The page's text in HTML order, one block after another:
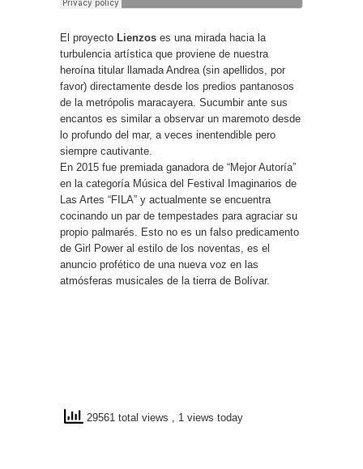
El proyecto Lienzos es una mirada hacia la
turbulencia artística que proviene de nuestra
heroína titular llamada Andrea (sin apellidos, por
favor) directamente desde los predios pantanosos
de la metrópolis maracayera. Sucumbir ante sus
encantos es similar a observar un maremoto desde
lo profundo del mar, a veces inentendible pero
siempre cautivante.
En 2015 fue premiada ganadora de “Mejor Autoría”
en la categoría Música del Festival Imaginarios de
Las Artes “FILA” y actualmente se encuentra
cocinando un par de tempestades para agraciar su
propio palmarés. Esto no es un falso predicamento
de Girl Power al estilo de los noventas, es el
anuncio profético de una nueva voz en las
atmósferas musicales de la tierra de Bolívar.
29561 total views , 1 views today